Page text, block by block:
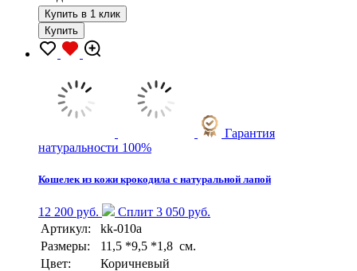
Купить в 1 клик
Купить
Гарантия
натуральности 100%
Кошелек из кожи крокодила с натуральной лапой
12 200 руб.
Сплит 3 050 руб.
Артикул:
kk-010a
Размеры:
11,5 *9,5 *1,8 см.
Цвет:
Коричневый